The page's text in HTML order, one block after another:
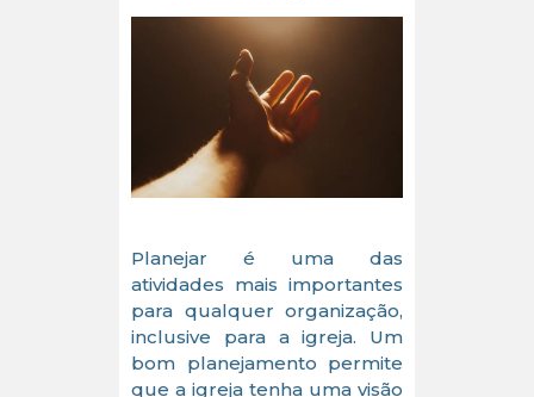
Planejar é uma das
atividades mais importantes
para qualquer organização,
inclusive para a igreja. Um
bom planejamento permite
que a igreja tenha uma visão